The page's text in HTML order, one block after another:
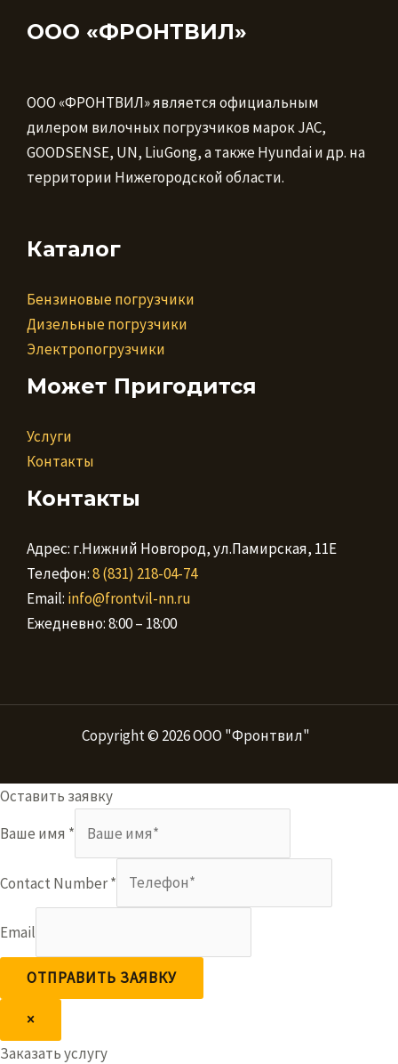
ООО «ФРОНТВИЛ»
ООО «ФРОНТВИЛ» является официальным
дилером вилочных погрузчиков марок JAC,
GOODSENSE, UN, LiuGong, а также Hyundai и др. на
территории Нижегородской области.
Каталог
Бензиновые погрузчики
Дизельные погрузчики
Электропогрузчики
Может Пригодится
Услуги
Контакты
Контакты
Адрес: г.Нижний Новгород, ул.Памирская, 11Е
Телефон:8 (831) 218-04-74
Email: info@frontvil-nn.ru
Ежедневно: 8:00 – 18:00
Copyright © 2026 ООО "Фронтвил"
Оставить заявку
Ваше имя *
Contact Number*
Email
ОТПРАВИТЬ ЗАЯВКУ
×
Заказать услугу